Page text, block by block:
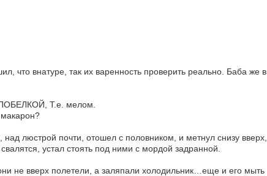
что внатуре, так их варенность проверить реально. Баба же в
Т.е. мелом.
люстрой почти, отошел с половником, и метнул снизу вверх,
устал стоять под ними с мордой задранной.
не вверх полетели, а заляпали холодильник…еще и его мыть